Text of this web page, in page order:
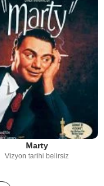
Marty
Vizyon tarihi belirsiz